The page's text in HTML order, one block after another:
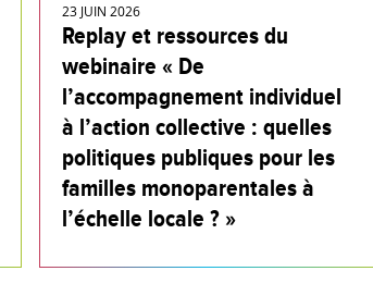
23 JUIN 2026
Replay et ressources du
webinaire « De
l’accompagnement individuel
à l’action collective : quelles
politiques publiques pour les
familles monoparentales à
l’échelle locale ? »